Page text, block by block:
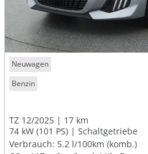
Neuwagen
Benzin
TZ 12/2025
17 km
74 kW (101 PS)
Schaltgetriebe
Verbrauch: 5.2 l/100km (komb.)